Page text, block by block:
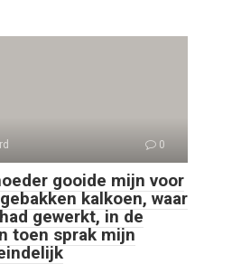
0
gooide mijn voor
kalkoen, waar
gewerkt, in de
toen sprak mijn